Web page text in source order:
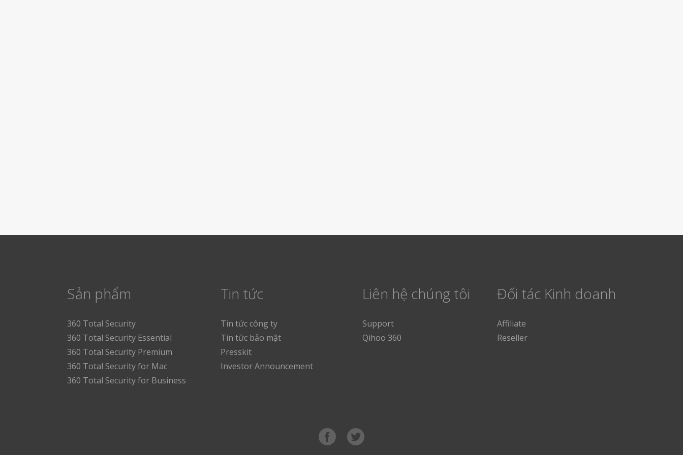
Sản phẩm
360 Total Security
360 Total Security Essential
360 Total Security Premium
360 Total Security for Mac
360 Total Security for Business
Tin tức
Tin tức công ty
Tin tức bảo mật
Presskit
Investor Announcement
Liên hệ chúng tôi
Support
Qihoo 360
Đối tác Kinh doanh
Affiliate
Reseller